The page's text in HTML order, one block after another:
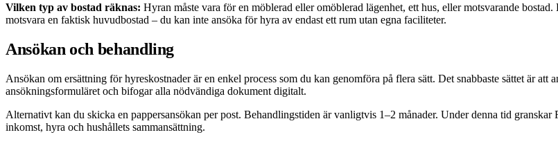
Vilken typ av bostad räknas: Hyran måste vara för en möblerad eller omöblerad lägenhet, ett hus, eller motsvarande
motsvara en faktisk huvudbostad – du kan inte ansöka för hyra av endast ett rum utan egna faciliteter.
Ansökan och behandling
Ansökan om ersättning för hyreskostnader är en enkel process som du kan genomföra på flera sätt. Det snabbaste sättet är
ansökningsformuläret och bifogar alla nödvändiga dokument digitalt.
Alternativt kan du skicka en pappersansökan per post. Behandlingstiden är vanligtvis 1–2 månader. Under denna tid
inkomst, hyra och hushållets sammansättning.